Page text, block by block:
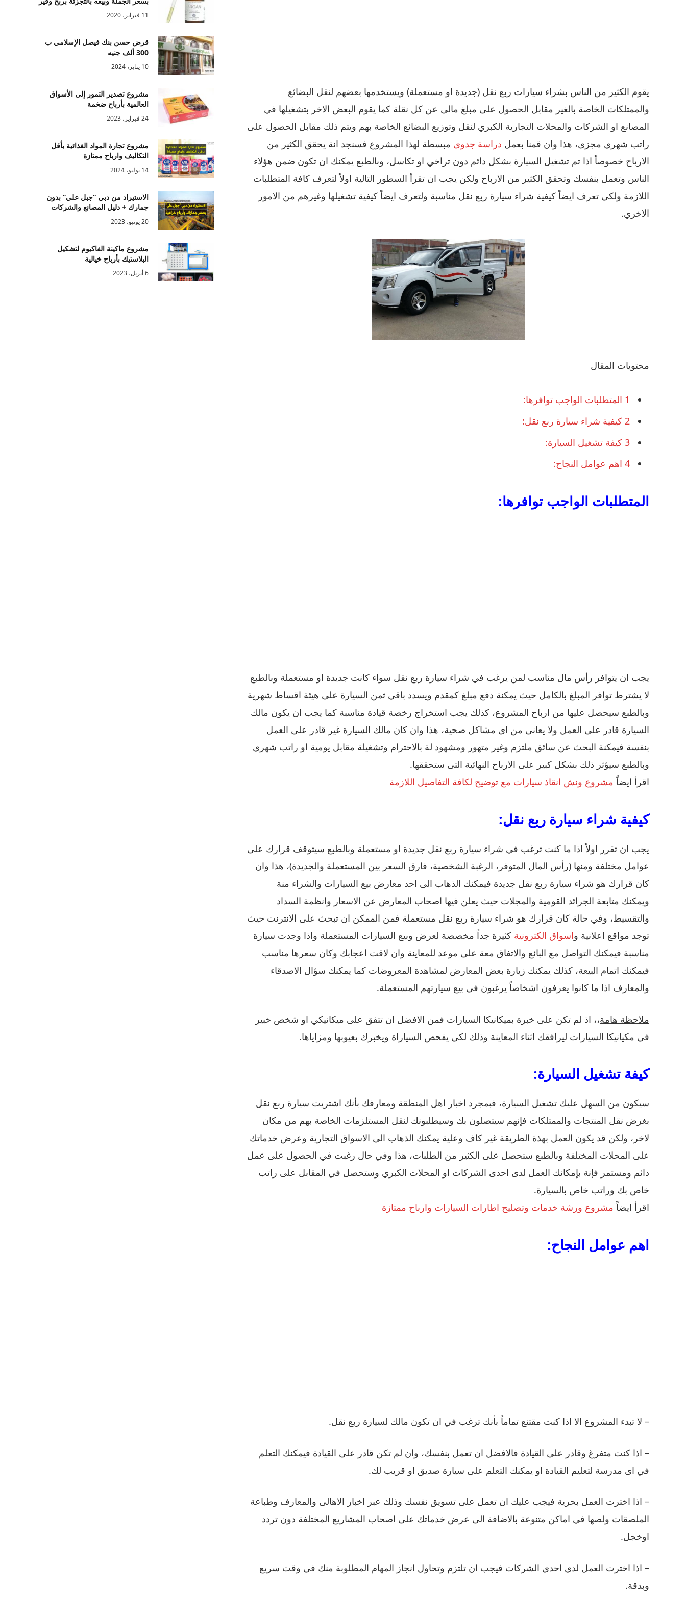
يقوم الكثير من الناس بشراء سيارات ربع نقل (جديدة او مستعملة) ويستخدمها بعضهم لنقل البضائع
والممتلكات الخاصة بالغير مقابل الحصول على مبلغ مالى عن كل نقلة كما يقوم البعض الاخر بتشغيلها في
المصانع او الشركات والمحلات التجارية الكبري لنقل وتوزيع البضائع الخاصة بهم ويتم ذلك مقابل الحصول على
راتب شهري مجزى، هذا وان قمنا بعمل دراسة جدوى مبسطة لهذا المشروع فسنجد انة يحقق الكثير من
الارباح خصوصاً اذا تم تشغيل السيارة بشكل دائم دون تراخي او تكاسل، وبالطبع يمكنك ان تكون ضمن هؤلاء
الناس وتعمل بنفسك وتحقق الكثير من الارباح ولكن يجب ان تقرأ السطور التالية اولاً لتعرف كافة المتطلبات
اللازمة ولكي تعرف ايضاً كيفية شراء سيارة ربع نقل مناسبة ولتعرف ايضاً كيفية تشغيلها وغيرهم من الامور
الاخري.
محتويات المقال
1 المتطلبات الواجب توافرها:
2 كيفية شراء سيارة ربع نقل:
3 كيفة تشغيل السيارة:
4 اهم عوامل النجاح:
المتطلبات الواجب توافرها:
يجب ان يتوافر رأس مال مناسب لمن يرغب في شراء سيارة ربع نقل سواء كانت جديدة او مستعملة وبالطبع
لا يشترط توافر المبلغ بالكامل حيث يمكنة دفع مبلغ كمقدم ويسدد باقي ثمن السيارة على هيئة اقساط شهرية
وبالطبع سيحصل عليها من ارباح المشروع، كذلك يجب استخراج رخصة قيادة مناسبة كما يجب ان يكون مالك
السيارة قادر على العمل ولا يعانى من اى مشاكل صحية، هذا وان كان مالك السيارة غير قادر على العمل
بنفسة فيمكنة البحث عن سائق ملتزم وغير متهور ومشهود لة بالاحترام وتشغيلة مقابل يومية او راتب شهري
وبالطبع سيؤثر ذلك بشكل كبير على الارباح النهائية التى ستحققها.
اقرأ ايضاً مشروع ونش انقاذ سيارات مع توضيح لكافة التفاصيل اللازمة
كيفية شراء سيارة ربع نقل:
يجب ان تقرر اولاً اذا ما كنت ترغب في شراء سيارة ربع نقل جديدة او مستعملة وبالطبع سيتوقف قرارك على
عوامل مختلفة ومنها (رأس المال المتوفر، الرغبة الشخصية، فارق السعر بين المستعملة والجديدة)، هذا وان
كان قرارك هو شراء سيارة ربع نقل جديدة فيمكنك الذهاب الى احد معارض بيع السيارات والشراء منة
ويمكنك متابعة الجرائد القومية والمجلات حيث يعلن فيها اصحاب المعارض عن الاسعار وانظمة السداد
والتقسيط، وفي حالة كان قرارك هو شراء سيارة ربع نقل مستعملة فمن الممكن ان تبحث على الانترنت حيث
توجد مواقع اعلانية واسواق الكترونية كثيرة جداً مخصصة لعرض وبيع السيارات المستعملة واذا وجدت سيارة
مناسبة فيمكنك التواصل مع البائع والاتفاق معة على موعد للمعاينة وان لاقت اعجابك وكان سعرها مناسب
فيمكنك اتمام البيعة، كذلك يمكنك زيارة بعض المعارض لمشاهدة المعروضات كما يمكنك سؤال الاصدقاء
والمعارف اذا ما كانوا يعرفون اشخاصاً يرغبون في بيع سيارتهم المستعملة.
ملاحظة هامة،، اذ لم تكن على خبرة بميكانيكا السيارات فمن الافضل ان تتفق على ميكانيكي او شخص خبير
في مكيانيكا السيارات ليرافقك اثناء المعاينة وذلك لكي يفحص السياراة ويخبرك بعيوبها ومزاياها.
كيفة تشغيل السيارة:
سيكون من السهل عليك تشغيل السيارة، فبمجرد اخبار اهل المنطقة ومعارفك بأنك اشتريت سيارة ربع نقل
بغرض نقل المنتجات والممتلكات فإنهم سيتصلون بك وسيطلبونك لنقل المستلزمات الخاصة بهم من مكان
لاخر، ولكن قد يكون العمل بهذة الطريقة غير كاف وعلية يمكنك الذهاب الى الاسواق التجارية وعرض خدماتك
على المحلات المختلفة وبالطبع ستحصل على الكثير من الطلبات، هذا وفي حال رغبت في الحصول على عمل
دائم ومستمر فإنة بإمكانك العمل لدى احدى الشركات او المحلات الكبري وستحصل في المقابل على راتب
خاص بك وراتب خاص بالسيارة.
اقرأ ايضاً مشروع ورشة خدمات وتصليح اطارات السيارات وارباح ممتازة
اهم عوامل النجاح:
– لا تبدء المشروع الا اذا كنت مقتنع تماماُ بأنك ترغب في ان تكون مالك لسيارة ربع نقل.
– اذا كنت متفرغ وقادر على القيادة فالافضل ان تعمل بنفسك، وان لم تكن قادر على القيادة فيمكنك التعلم
في اى مدرسة لتعليم القيادة او يمكنك التعلم على سيارة صديق او قريب لك.
– اذا اخترت العمل بحرية فيجب عليك ان تعمل على تسويق نفسك وذلك عبر اخبار الاهالى والمعارف وطباعة
الملصقات ولصها في اماكن متنوعة بالاضافة الى عرض خدماتك على اصحاب المشاريع المختلفة دون تردد
اوخجل.
– اذا اخترت العمل لدي احدي الشركات فيجب ان تلتزم وتحاول انجاز المهام المطلوبة منك في وقت سريع
وبدقة.
11 فبراير، 2020
قرض حسن بنك فيصل الإسلامي ب
300 ألف جنيه
10 يناير، 2024
مشروع تصدير التمور إلى الأسواق
العالمية بأرباح ضخمة
24 فبراير، 2023
مشروع تجارة المواد الغذائية بأقل
التكاليف وارباح ممتازة
14 يوليو، 2024
الاستيراد من دبي “جبل علي” بدون
جمارك + دليل المصانع والشركات
20 يونيو، 2023
مشروع ماكينة الفاكيوم لتشكيل
البلاستيك بأرباح خيالية
6 أبريل، 2023